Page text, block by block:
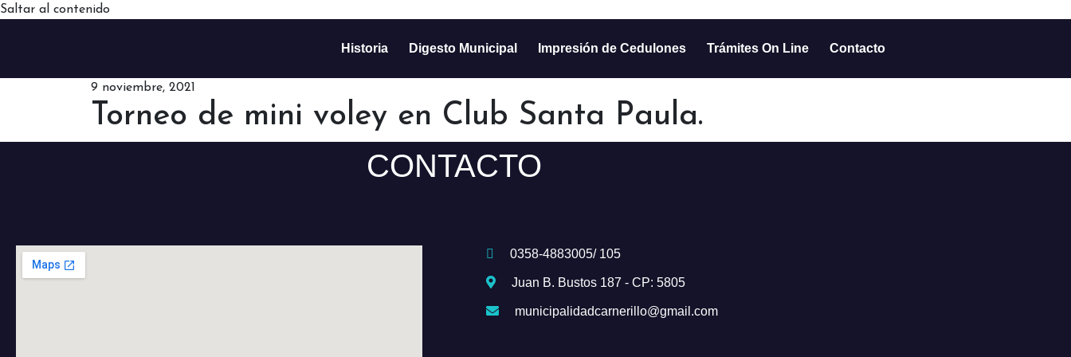
Saltar al contenido
Historia Digesto Municipal Impresión de Cedulones Trámites On Line Contacto
9 noviembre, 2021
Torneo de mini voley en Club Santa Paula.
CONTACTO
0358-4883005/ 105
Juan B. Bustos 187 - CP: 5805
municipalidadcarnerillo@gmail.com